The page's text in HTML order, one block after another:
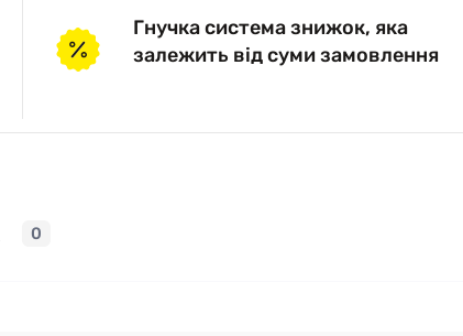
Гнучка система знижок, яка
залежить від суми замовлення
0